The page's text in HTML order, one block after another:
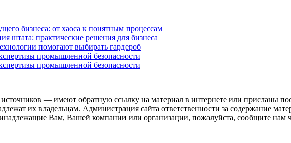
бизнеса: от хаоса к понятным процессам
штата: практические решения для бизнеса
помогают выбирать гардероб
промышленной безопасности
промышленной безопасности
— имеют обратную ссылку на материал в интернете или присланы
их владельцам. Администрация сайта ответственности за содержание
Вам, Вашей компании или организации, пожалуйста, сообщите нам